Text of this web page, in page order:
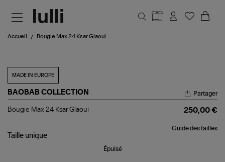
Accueil Bougie Max 24 Ksar Glaoui
MADE IN EUROPE
BAOBAB COLLECTION
Bougie
Ksar
Glaoui
Partager
Bougie Max 24 Ksar Glaoui 250,00 €
Guide des tailles
Taille unique
Épuisé